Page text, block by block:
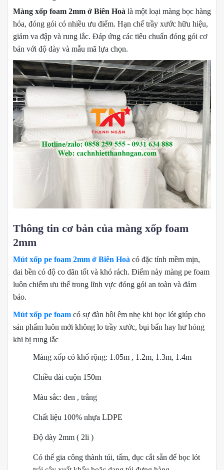
Màng xốp foam 2mm ở Biên Hoà là một loại màng bọc hàng
hóa, đóng gói có nhiều ưu điểm. Hạn chế trầy xước hữu hiệu,
giảm va đập và rung lắc. Đáp ứng các tiêu chuẩn đóng gói cơ
bản với độ dày và mẫu mã lựa chọn.
Thông tin cơ bản của màng xốp foam
2mm
Mút xốp pe foam 2mm ở Biên Hoà có đặc tính mềm mịn,
dai bền có độ co dãn tốt và khó rách. Điểm này màng pe foam
luôn chiếm ưu thế trong lĩnh vực đóng gói an toàn và đảm
bảo.
Mút xốp pe foam có sự đàn hồi êm nhẹ khi bọc lót giúp cho
sản phẩm luôn mới không lo trầy xước, bụi bẩn hay hư hỏng
khi bị rung lắc
Màng xốp có khổ rộng: 1.05m , 1.2m, 1.3m, 1.4m
Chiều dài cuộn 150m
Màu sắc: đen , trắng
Chất liệu 100% nhựa LDPE
Độ dày 2mm ( 2li )
Có thể gia công thành túi, tấm, đục cắt sẵn để bọc lót